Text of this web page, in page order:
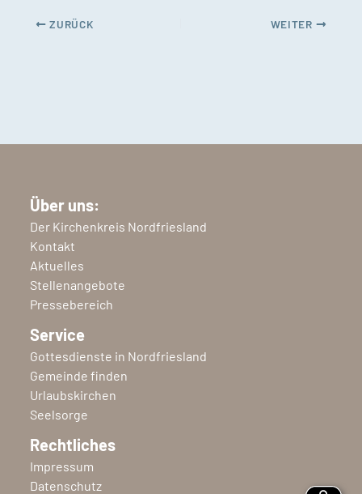
ZURÜCK WEITER
Über uns:
Der Kirchenkreis Nordfriesland
Kontakt
Aktuelles
Stellenangebote
Pressebereich
Service
Gottesdienste in Nordfriesland
Gemeinde finden
Urlaubskirchen
Seelsorge
Rechtliches
Impressum
Datenschutz